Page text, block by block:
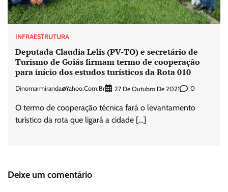
INFRAESTRUTURA
Deputada Claudia Lelis (PV-TO) e secretário de
Turismo de Goiás firmam termo de cooperação
para início dos estudos turísticos da Rota 010
Dinomarmiranda@yahoo.com.br 27 De Outubro De 2021 0
O termo de cooperação técnica fará o levantamento
turístico da rota que ligará a cidade […]
Deixe um comentário